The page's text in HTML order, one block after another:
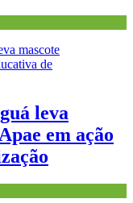
leva
em ação